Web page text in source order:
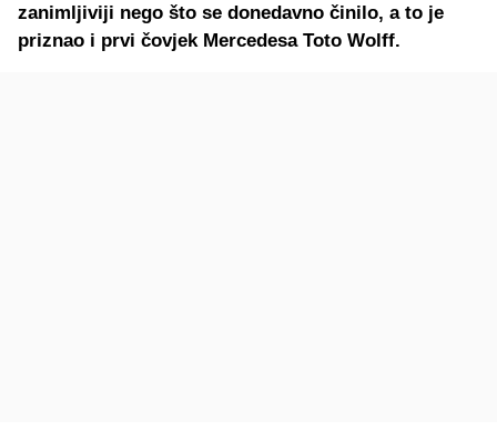
zanimljiviji nego što se donedavno činilo, a to je
priznao i prvi čovjek Mercedesa Toto Wolff.